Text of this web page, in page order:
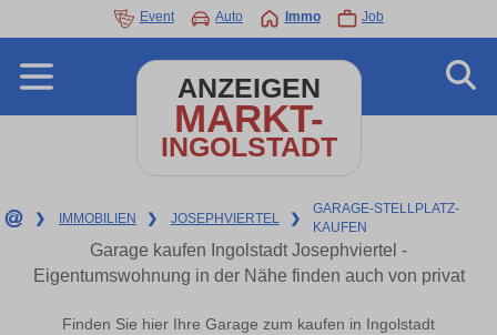
Event Auto Immo Job
ANZEIGEN
MARKT-
INGOLSTADT
❯ IMMOBILIEN ❯ JOSEPHVIERTEL ❯
GARAGE-STELLPLATZ-
KAUFEN
Garage kaufen Ingolstadt Josephviertel -
Eigentumswohnung in der Nähe finden auch von privat
Finden Sie hier Ihre Garage zum kaufen in Ingolstadt